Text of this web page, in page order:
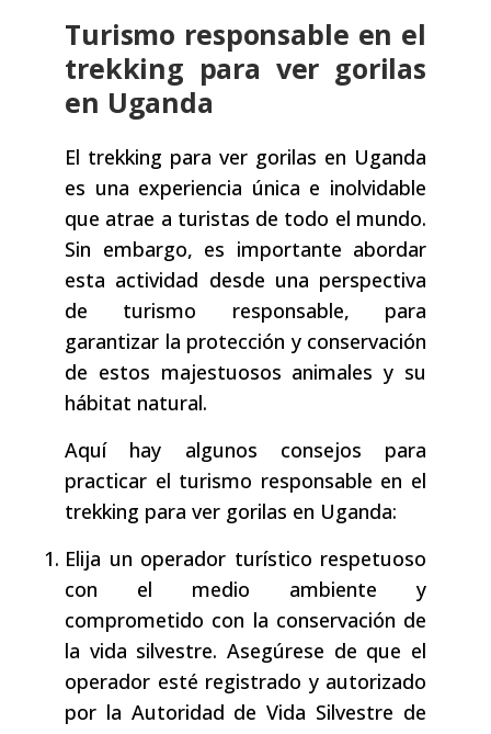
Turismo responsable en el
trekking para ver gorilas
en Uganda
El trekking para ver gorilas en Uganda
es una experiencia única e inolvidable
que atrae a turistas de todo el mundo.
Sin embargo, es importante abordar
esta actividad desde una perspectiva
de turismo responsable, para
garantizar la protección y conservación
de estos majestuosos animales y su
hábitat natural.
Aquí hay algunos consejos para
practicar el turismo responsable en el
trekking para ver gorilas en Uganda:
Elija un operador turístico respetuoso
con el medio ambiente y
comprometido con la conservación de
la vida silvestre. Asegúrese de que el
operador esté registrado y autorizado
por la Autoridad de Vida Silvestre de